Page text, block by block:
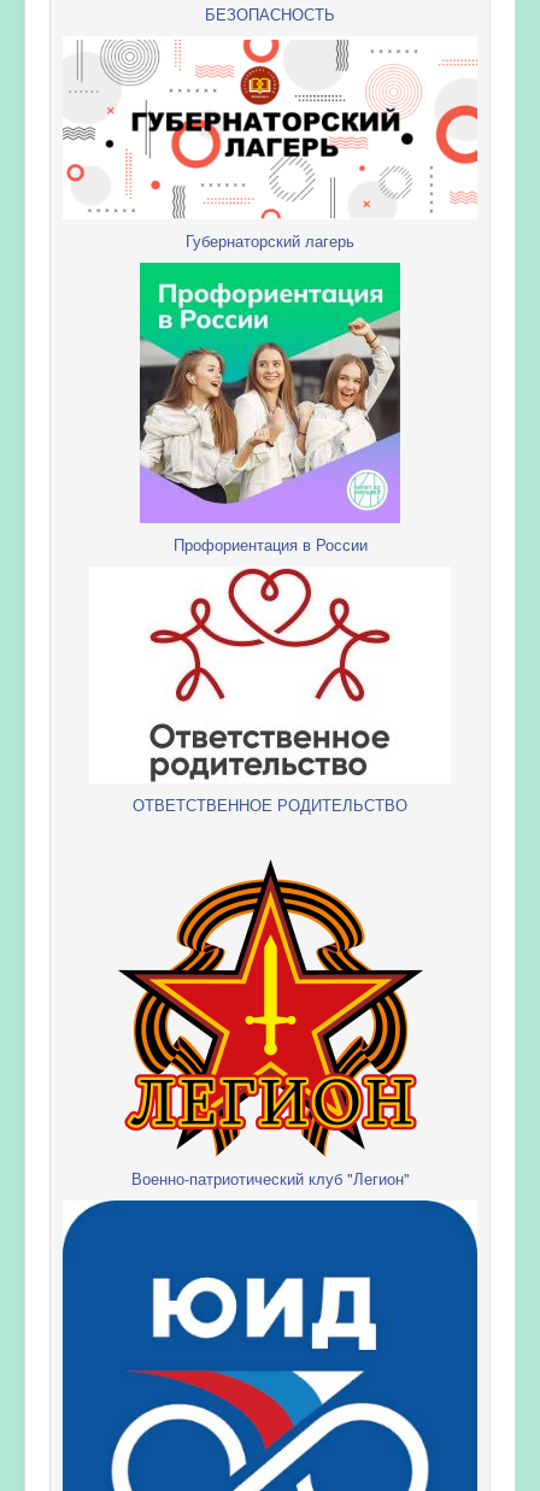
БЕЗОПАСНОСТЬ
Губернаторский лагерь
Профориентация в России
ОТВЕТСТВЕННОЕ РОДИТЕЛЬСТВО
Военно-патриотический клуб "Легион"